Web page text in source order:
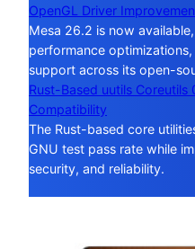
OpenGL Driver
Mesa 26.2 is now
performance
support across its open-
Rust-Based uutils Coreutils
Compatibility
The Rust-based core
GNU test pass rate while
security, and reliability.